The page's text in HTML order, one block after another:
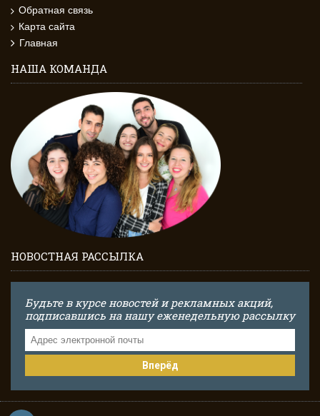
Обратная связь
Карта сайта
Главная
НАША КОМАНДА
НОВОСТНАЯ РАССЫЛКА
Будьте в курсе новостей и рекламных акций,
подписавшись на нашу еженедельную рассылку
Вперёд